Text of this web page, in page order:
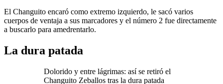
El Changuito encaró como extremo izquierdo, le sacó varios
cuerpos de ventaja a sus marcadores y el número 2 fue directamente
a buscarlo para amedrentarlo.
La dura patada
Dolorido y entre lágrimas: así se retiró el
Changuito Zeballos tras la dura patada